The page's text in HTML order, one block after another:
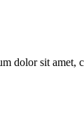
dolor sit amet,